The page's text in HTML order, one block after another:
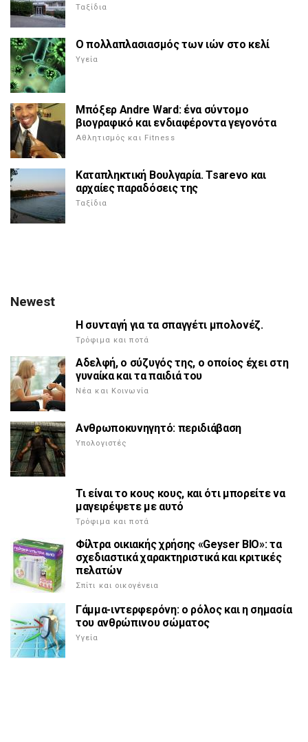
Ταξίδια
Ο πολλαπλασιασμός των ιών στο κελί
Υγεία
Μπόξερ Andre Ward: ένα σύντομο
βιογραφικό και ενδιαφέροντα γεγονότα
Αθλητισμός και Fitness
Καταπληκτική Βουλγαρία. Tsarevo και
αρχαίες παραδόσεις της
Ταξίδια
Newest
Η συνταγή για τα σπαγγέτι μπολονέζ.
Τρόφιμα και ποτά
Αδελφή, ο σύζυγός της, ο οποίος έχει στη
γυναίκα και τα παιδιά του
Νέα και Κοινωνία
Ανθρωποκυνηγητό: περιδιάβαση
Υπολογιστές
Τι είναι το κους κους, και ότι μπορείτε να
μαγειρέψετε με αυτό
Τρόφιμα και ποτά
Φίλτρα οικιακής χρήσης «Geyser BIO»: τα
σχεδιαστικά χαρακτηριστικά και κριτικές
πελατών
Σπίτι και οικογένεια
Γάμμα-ιντερφερόνη: ο ρόλος και η σημασία
του ανθρώπινου σώματος
Υγεία